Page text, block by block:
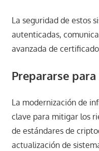
La seguridad de estos
autenticadas,
avanzada de
Prepararse
La modernización de
clave para mitigar los
de estándares de
actualización de